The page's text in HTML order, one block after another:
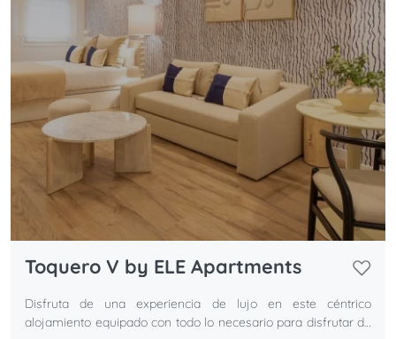
Toquero V by ELE Apartments
Disfruta de una experiencia de lujo en este céntrico
alojamiento equipado con todo lo necesario para disfrutar de